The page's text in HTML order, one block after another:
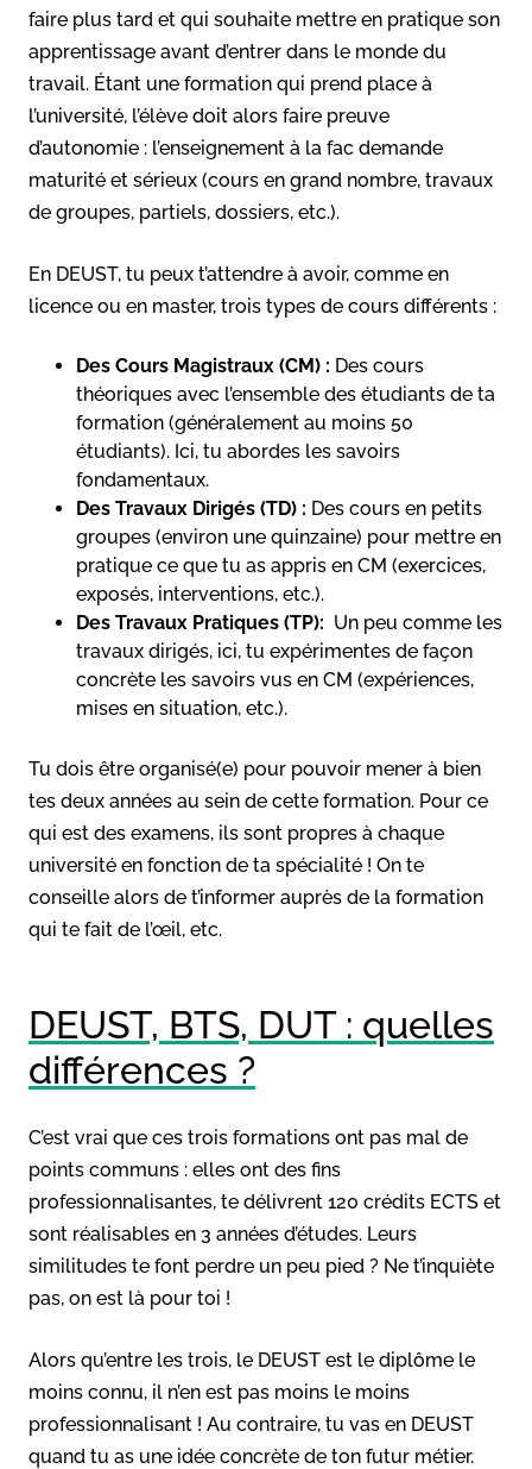
faire plus tard et qui souhaite mettre en pratique son
apprentissage avant d’entrer dans le monde du
travail. Étant une formation qui prend place à
l’université, l’élève doit alors faire preuve
d’autonomie : l’enseignement à la fac demande
maturité et sérieux (cours en grand nombre, travaux
de groupes, partiels, dossiers, etc.).
En DEUST, tu peux t’attendre à avoir, comme en
licence ou en master, trois types de cours différents :
Des Cours Magistraux (CM) : Des cours
théoriques avec l’ensemble des étudiants de ta
formation (généralement au moins 50
étudiants). Ici, tu abordes les savoirs
fondamentaux.
Des Travaux Dirigés (TD) : Des cours en petits
groupes (environ une quinzaine) pour mettre en
pratique ce que tu as appris en CM (exercices,
exposés, interventions, etc.).
Des Travaux Pratiques (TP): Un peu comme les
travaux dirigés, ici, tu expérimentes de façon
concrète les savoirs vus en CM (expériences,
mises en situation, etc.).
Tu dois être organisé(e) pour pouvoir mener à bien
tes deux années au sein de cette formation. Pour ce
qui est des examens, ils sont propres à chaque
université en fonction de ta spécialité ! On te
conseille alors de t’informer auprès de la formation
qui te fait de l’œil, etc.
DEUST, BTS, DUT : quelles
différences ?
C’est vrai que ces trois formations ont pas mal de
points communs : elles ont des fins
professionnalisantes, te délivrent 120 crédits ECTS et
sont réalisables en 3 années d’études. Leurs
similitudes te font perdre un peu pied ? Ne t’inquiète
pas, on est là pour toi !
Alors qu’entre les trois, le DEUST est le diplôme le
moins connu, il n’en est pas moins le moins
professionnalisant ! Au contraire, tu vas en DEUST
quand tu as une idée concrète de ton futur métier.